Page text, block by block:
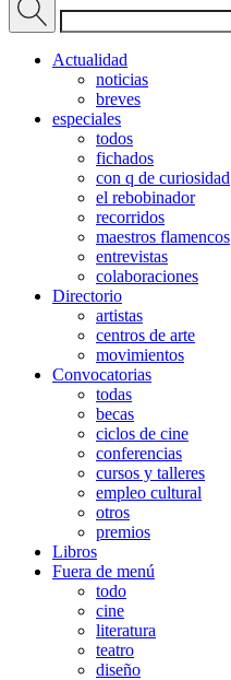
Actualidad
noticias
breves
especiales
todos
fichados
con q de curiosidad
el rebobinador
recorridos
maestros flamencos
entrevistas
colaboraciones
Directorio
artistas
centros de arte
movimientos
Convocatorias
todas
becas
ciclos de cine
conferencias
cursos y talleres
empleo cultural
otros
premios
Libros
Fuera de menú
todo
cine
literatura
teatro
diseño